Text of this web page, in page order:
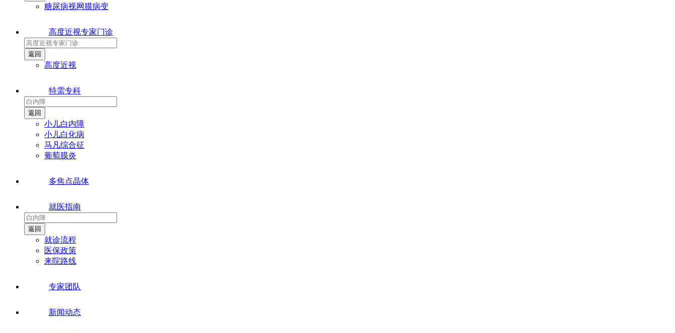
糖尿病视网膜病变
高度近视专家门诊
高度近视
特需专科
小儿白内障
小儿白化病
马凡综合征
葡萄膜炎
多焦点晶体
就医指南
就诊流程
医保政策
来院路线
专家团队
新闻动态